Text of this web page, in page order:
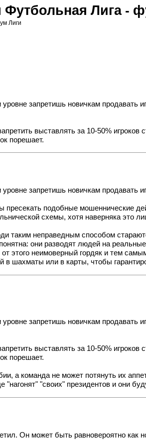
Лига -
Лиги
запретишь новичкам продавать
выставлять за 10-50% игроков
порешает.
запретишь новичкам продавать
пресекать подобные мошеннические
схемы, хотя наверняка это
таким неправедным способом
они разводят людей на
этого неимоверный гордяк и тем
в шахматы или в карты, чтобы
запретишь новичкам продавать
выставлять за 10-50% игроков
порешает.
а команда не может потянуть их
"нагонят" "своих" президентов и они
Он может быть равновероятно